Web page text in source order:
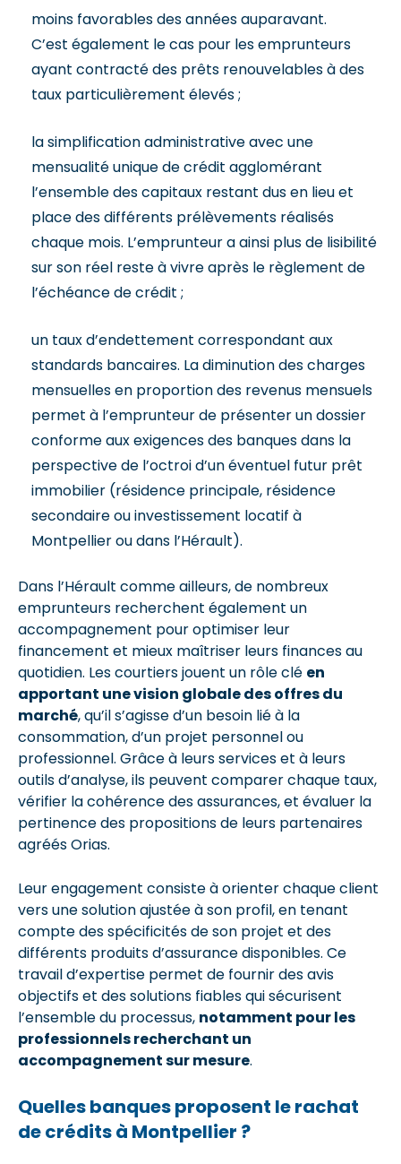
moins favorables des années auparavant.
C’est également le cas pour les emprunteurs
ayant contracté des prêts renouvelables à des
taux particulièrement élevés ;
la simplification administrative avec une
mensualité unique de crédit agglomérant
l’ensemble des capitaux restant dus en lieu et
place des différents prélèvements réalisés
chaque mois. L’emprunteur a ainsi plus de lisibilité
sur son réel reste à vivre après le règlement de
l’échéance de crédit ;
un taux d’endettement correspondant aux
standards bancaires. La diminution des charges
mensuelles en proportion des revenus mensuels
permet à l’emprunteur de présenter un dossier
conforme aux exigences des banques dans la
perspective de l’octroi d’un éventuel futur prêt
immobilier (résidence principale, résidence
secondaire ou investissement locatif à
Montpellier ou dans l’Hérault).
Dans l’Hérault comme ailleurs, de nombreux
emprunteurs recherchent également un
accompagnement pour optimiser leur
financement et mieux maîtriser leurs finances au
quotidien. Les courtiers jouent un rôle clé en
apportant une vision globale des offres du
marché, qu’il s’agisse d’un besoin lié à la
consommation, d’un projet personnel ou
professionnel. Grâce à leurs services et à leurs
outils d’analyse, ils peuvent comparer chaque taux,
vérifier la cohérence des assurances, et évaluer la
pertinence des propositions de leurs partenaires
agréés Orias.
Leur engagement consiste à orienter chaque client
vers une solution ajustée à son profil, en tenant
compte des spécificités de son projet et des
différents produits d’assurance disponibles. Ce
travail d’expertise permet de fournir des avis
objectifs et des solutions fiables qui sécurisent
l’ensemble du processus, notamment pour les
professionnels recherchant un
accompagnement sur mesure.
Quelles banques proposent le rachat
de crédits à Montpellier ?